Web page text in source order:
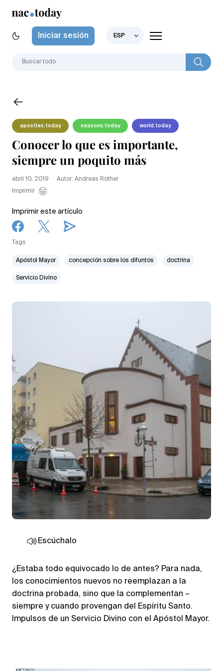
Iniciar sesión ESP
apostles.today seasons.today world.today
Conocer lo que es importante,
siempre un poquito más
abril 10, 2019
Autor: Andreas Rother
Imprimir
Imprimir este artículo
Tags
Apóstol Mayor concepción sobre los difuntos doctrina
Servicio Divino
Escúchalo
¿Estaba todo equivocado lo de antes? Para nada,
los conocimientos nuevos no reemplazan a la
doctrina probada, sino que la complementan –
siempre y cuando provengan del Espíritu Santo.
Impulsos de un Servicio Divino con el Apóstol Mayor.